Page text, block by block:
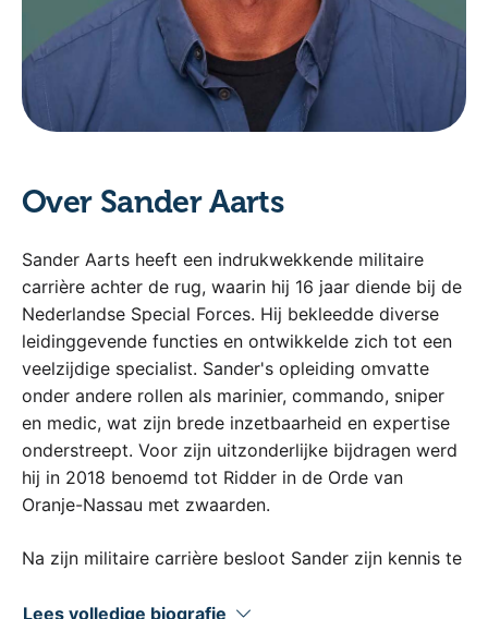
Over Sander Aarts
Sander Aarts heeft een indrukwekkende militaire
carrière achter de rug, waarin hij 16 jaar diende bij de
Nederlandse Special Forces. Hij bekleedde diverse
leidinggevende functies en ontwikkelde zich tot een
veelzijdige specialist. Sander's opleiding omvatte
onder andere rollen als marinier, commando, sniper
en medic, wat zijn brede inzetbaarheid en expertise
onderstreept. Voor zijn uitzonderlijke bijdragen werd
hij in 2018 benoemd tot Ridder in de Orde van
Oranje-Nassau met zwaarden.
Na zijn militaire carrière besloot Sander zijn kennis te
als "Niet te Breken" en "Missie Mindset", en werd een
Lees volledige biografie